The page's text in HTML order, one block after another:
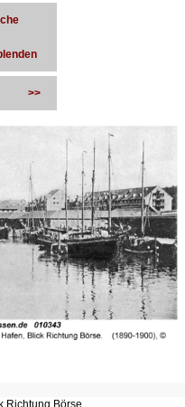
>>
Richtung Börse